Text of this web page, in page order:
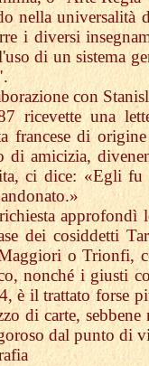
nella
i diversi
di un sistema
con
ricevette una
francese di
di amicizia,
ci dice: «Egli
dei cosiddetti
o Trionfi,
nonché i giusti
è il trattato forse
di carte,
dal punto di